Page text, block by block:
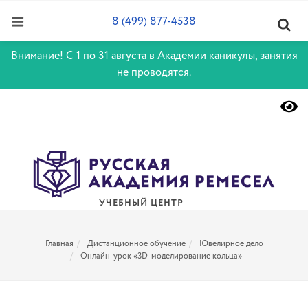
Внимание! С 1 по 31 августа в Академии каникулы, занятия
не проводятся.
УЧЕБНЫЙ ЦЕНТР
8 (499) 877-4538
Главная Дистанционное обучение
Ювелирное дело
Онлайн-урок «3D-моделирование кольца»